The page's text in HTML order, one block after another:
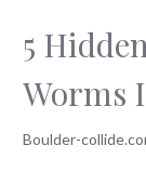
5
Worms